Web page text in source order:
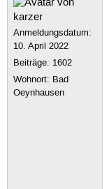
Anmeldungsdatum:
10. April 2022
Beiträge: 1602
Wohnort: Bad
Oeynhausen